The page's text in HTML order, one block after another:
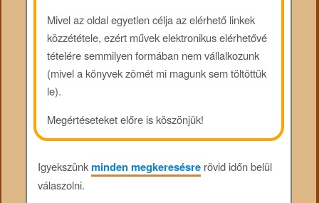
Mivel az oldal egyetlen célja az elérhető linkek
közzététele, ezért művek elektronikus elérhetővé
tételére semmilyen formában nem vállalkozunk
(mivel a könyvek zömét mi magunk sem töltöttük
le).
Megértéseteket előre is köszönjük!
Igyekszünkminden megkeresésrerövid időn belül
válaszolni.